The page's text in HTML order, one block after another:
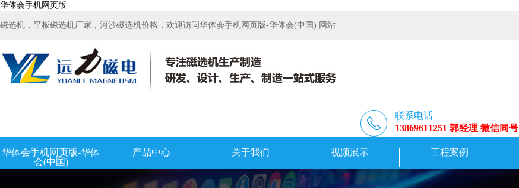
华体会手机网页版
磁选机，平板磁选机厂家，河沙磁选机价格，欢迎访问华体会手机网页版-华体会(中国) 网站
联系电话
13869611251 郭经理 微信同号
华体会手机网页版-华体
会(中国)
产品中心 关于我们 视频展示 工程案例